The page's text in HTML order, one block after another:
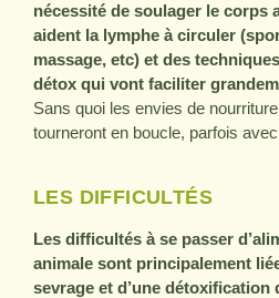
nécessité de soulager le corps
aident la lymphe à circuler
massage, etc) et des
détox qui vont faciliter
Sans quoi les envies de
tourneront en boucle, parfois
LES DIFFICULTÉS
Les difficultés à se passer
animale sont principalement
sevrage et d’une détoxification